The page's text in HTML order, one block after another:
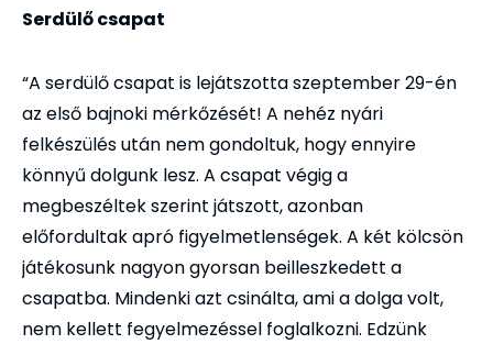
Serdülő csapat
“A serdülő csapat is lejátszotta szeptember 29-én
az első bajnoki mérkőzését! A nehéz nyári
felkészülés után nem gondoltuk, hogy ennyire
könnyű dolgunk lesz. A csapat végig a
megbeszéltek szerint játszott, azonban
előfordultak apró figyelmetlenségek. A két kölcsön
játékosunk nagyon gyorsan beilleszkedett a
csapatba. Mindenki azt csinálta, ami a dolga volt,
nem kellett fegyelmezéssel foglalkozni. Edzünk